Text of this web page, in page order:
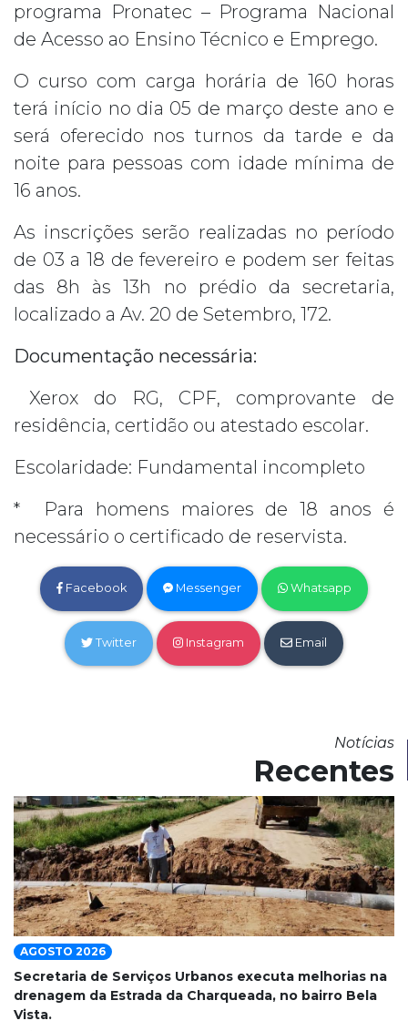
programa Pronatec – Programa Nacional
de Acesso ao Ensino Técnico e Emprego.
O curso com carga horária de 160 horas
terá início no dia 05 de março deste ano e
será oferecido nos turnos da tarde e da
noite para pessoas com idade mínima de
16 anos.
As inscrições serão realizadas no período
de 03 a 18 de fevereiro e podem ser feitas
das 8h às 13h no prédio da secretaria,
localizado a Av. 20 de Setembro, 172.
Documentação necessária:
Xerox do RG, CPF, comprovante de
residência, certidão ou atestado escolar.
Escolaridade: Fundamental incompleto
* Para homens maiores de 18 anos é
necessário o certificado de reservista.
Facebook Messenger Whatsapp
Twitter Instagram Email
Notícias
Recentes
AGOSTO 2026
Secretaria de Serviços Urbanos executa melhorias na
drenagem da Estrada da Charqueada, no bairro Bela
Vista.